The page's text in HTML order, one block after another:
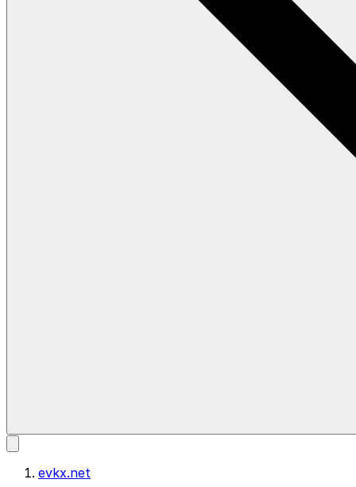
evkx.net